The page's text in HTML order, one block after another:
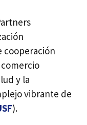
cooperación
y la
vibrante de
).